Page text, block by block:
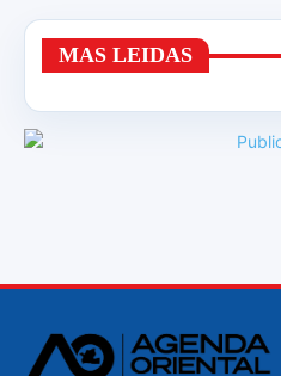
MAS LEIDAS